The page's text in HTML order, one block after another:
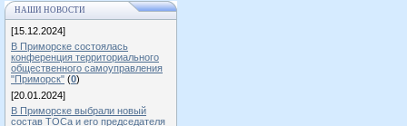
НАШИ НОВОСТИ
[15.12.2024]
В Приморске состоялась
конференция территориального
общественного самоуправления
"Приморск" (0)
[20.01.2024]
В Приморске выбрали новый
состав ТОСа и его председателя